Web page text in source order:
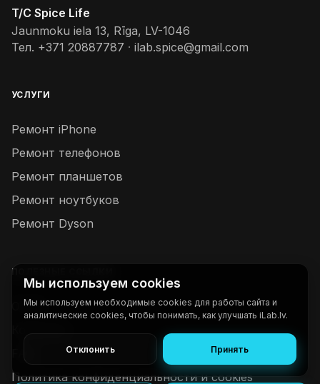
T/C Spice Life
Jaunmoku iela 13, Rīga, LV-1046
Тел. +371 20887787 · ilab.spice@gmail.com
УСЛУГИ
Ремонт iPhone
Ремонт телефонов
Ремонт планшетов
Ремонт ноутбуков
Ремонт Dyson
ПОЛЕЗНЫЕ ССЫЛКИ
О нас
Контакты
Политика конфиденциальности и cookies
Мы используем cookies
Мы используем необходимые cookies для работы сайта и
аналитические cookies, чтобы понимать, как улучшать iLab.lv.
Отклонить Принять